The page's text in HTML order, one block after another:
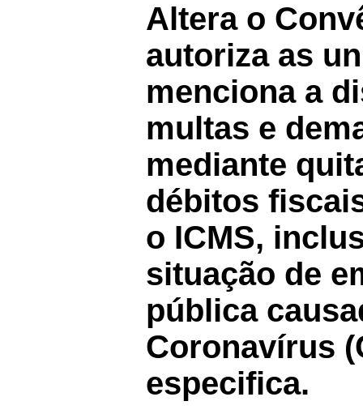
Altera o
autoriza as
menciona a
multas e
mediante
débitos
o ICMS,
situação de
pública
Coronavírus
especifica.